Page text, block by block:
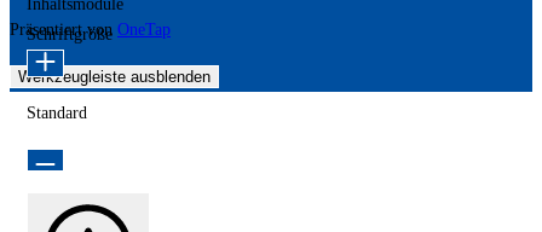
Präsentiert von OneTap
Werkzeugleiste ausblenden
Inhaltsmodule
Schriftgröße
Standard